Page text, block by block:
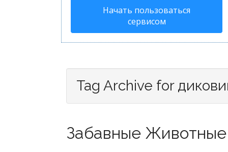
Начать пользоваться
сервисом
Tag Archive for
Забавные Животные